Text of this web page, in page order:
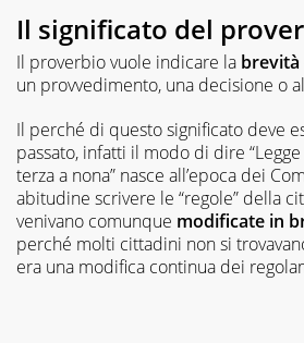
Il significato del
Il proverbio vuole indicare la brevità
un provvedimento, una decisione o
Il perché di questo significato deve
passato, infatti il modo di dire
terza a nona” nasce all’epoca dei
abitudine scrivere le “regole” della
venivano comunque modificate in
perché molti cittadini non si
era una modifica continua dei